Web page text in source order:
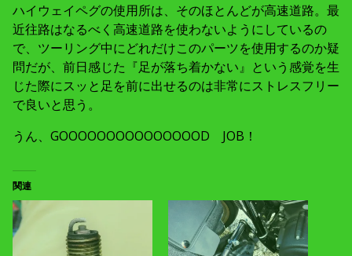
ハイウェイペグの使用所は、そのほとんどが高速道路。最
近往路はなるべく高速道路を使わないようにしているの
で、ツーリング中にどれだけこのパーツを使用するのか疑
問だが、前日感じた『足が落ち着かない』という感覚を生
じた際にスッと足を前に出せるのは非常にストレスフリー
で良いと思う。
うん、GOOOOOOOOOOOOOOOD JOB！
関連